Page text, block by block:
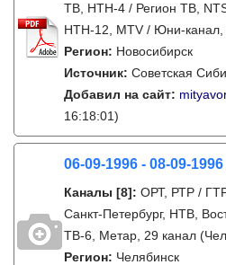
ТВ, НТН-4 / Регион ТВ,
НТН-12, MTV / Юни-канал,
Регион: Новосибирск
Источник: Советская
Добавил на сайт:
16:18:01)
06-09-1996 - 08-09-1996
Каналы [8]: ОРТ, РТР /
Санкт-Петербург, НТВ,
ТВ-6, Метар, 29 канал
Регион: Челябинск